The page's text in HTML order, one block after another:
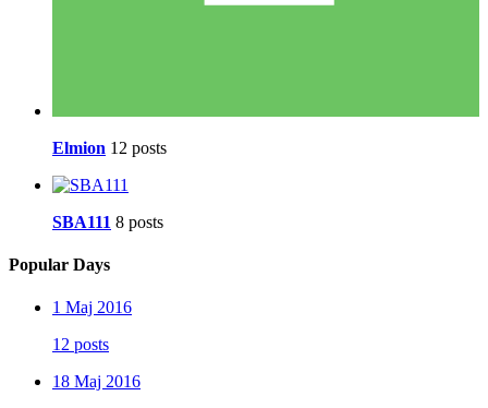
Elmion 12 posts
SBA111 8 posts
Popular Days
1 Maj 2016
12 posts
18 Maj 2016